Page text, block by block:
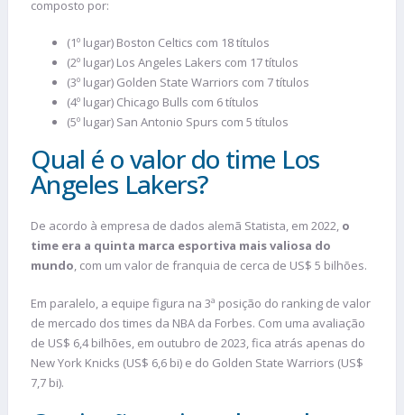
composto por:
(1º lugar) Boston Celtics com 18 títulos
(2º lugar) Los Angeles Lakers com 17 títulos
(3º lugar) Golden State Warriors com 7 títulos
(4º lugar) Chicago Bulls com 6 títulos
(5º lugar) San Antonio Spurs com 5 títulos
Qual é o valor do time Los
Angeles Lakers?
De acordo à empresa de dados alemã Statista, em 2022, o
time era a quinta marca esportiva mais valiosa do
mundo, com um valor de franquia de cerca de US$ 5 bilhões.
Em paralelo, a equipe figura na 3ª posição do ranking de valor
de mercado dos times da NBA da Forbes. Com uma avaliação
de US$ 6,4 bilhões, em outubro de 2023, fica atrás apenas do
New York Knicks (US$ 6,6 bi) e do Golden State Warriors (US$
7,7 bi).